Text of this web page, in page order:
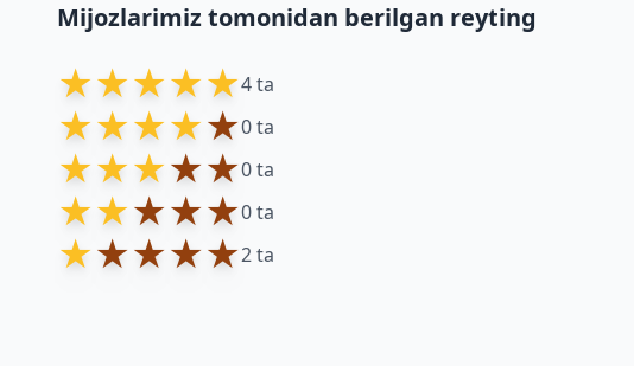
Mijozlarimiz tomonidan berilgan reyting
★★★★★4 ta
★★★★★0 ta
★★★★★0 ta
★★★★★0 ta
★★★★★2 ta